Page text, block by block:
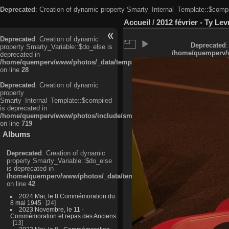
Deprecated: Creation of dynamic property
Deprecated: Creation of dynamic
property Smarty_Variable::$do_else is
deprecated in
/home/quemperv/www/photos/_data/templates_c/
on line 28
Deprecated: Creation of dynamic
property
Smarty_Internal_Template::$compiled
is deprecated in
/home/quemperv/www/photos/include/smarty/libs/sysplugins/
on line 719
Albums
Deprecated: Creation of dynamic
property Smarty_Variable::$do_else
is deprecated in
/home/quemperv/www/photos/_data/templates_c/
on line 42
2024 Mai, le 8 Commémoration du
8 mai 1945
24
2023 Novembre, le 11 -
Commémoration et repas des Anciens
13
Accueil / 2012 février - Ty
Deprecated
/home/